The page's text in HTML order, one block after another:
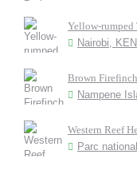
Yellow-
Nairobi,
Brown
Nampene
Western Reef
Parc